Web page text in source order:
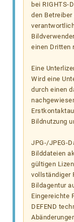
bei RIGHTS-
den
einen Dritten
Eine
Wird eine
durch einen
Bildnutzung
JPG-/JPEG-
Bilddateien
gültigen
vollständiger
Bildagentur
Eingereichte
DEFEND